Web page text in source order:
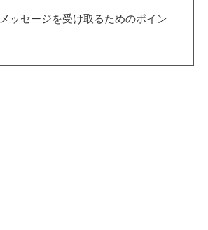
ッセージを受け取るためのポイン